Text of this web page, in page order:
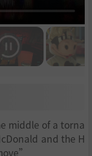
middle of a torna
and the H